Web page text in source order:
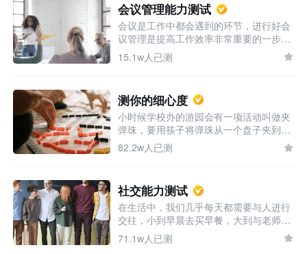
会议管理能力测试
会议是工作中都会遇到的环节，进行好会
议管理是提高工作效率非常重要的一步。
你的会议管理能力怎么样，快来一测。
15.1w人已测
测你的细心度
小时候学校办的游园会有一项活动叫做夹
弹珠，要用筷子将弹珠从一个盘子夹到另
一个盘子里。有的同学下筷神速，不一会
就夹满了一盘子；有的同学仿佛“抖神”上
珠……耐心和稳定的心态决定了游戏的胜
负，那么你属于哪种游戏者呢，快来测测
吧！
82.2w人已测
社交能力测试
在生活中，我们几乎每天都需要与人进行
交往，小到早晨去买早餐，大到与老师、
上级汇报沟通。有些人会将社交当做一种
乐趣和信息交流的手段，而有些人则会将
71.1w人已测